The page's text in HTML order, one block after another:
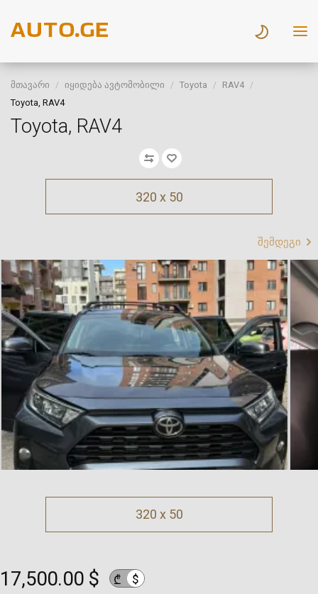
მთავარი იყიდება ავტომობილი Toyota
RAV4
Toyota, RAV4
Toyota, RAV4
320 x 50
შემდეგი
320 x 50
17,500.00 $ ₾ $